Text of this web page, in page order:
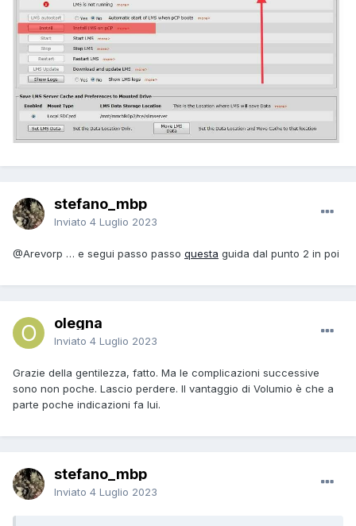
stefano_mbp
Inviato 4 Luglio 2023
@Arevorp … e segui passo passo questa guida dal punto 2 in poi
olegna
Inviato 4 Luglio 2023
Grazie della gentilezza, fatto. Ma le complicazioni successive
sono non poche. Lascio perdere. Il vantaggio di Volumio è che a
parte poche indicazioni fa lui.
stefano_mbp
Inviato 4 Luglio 2023